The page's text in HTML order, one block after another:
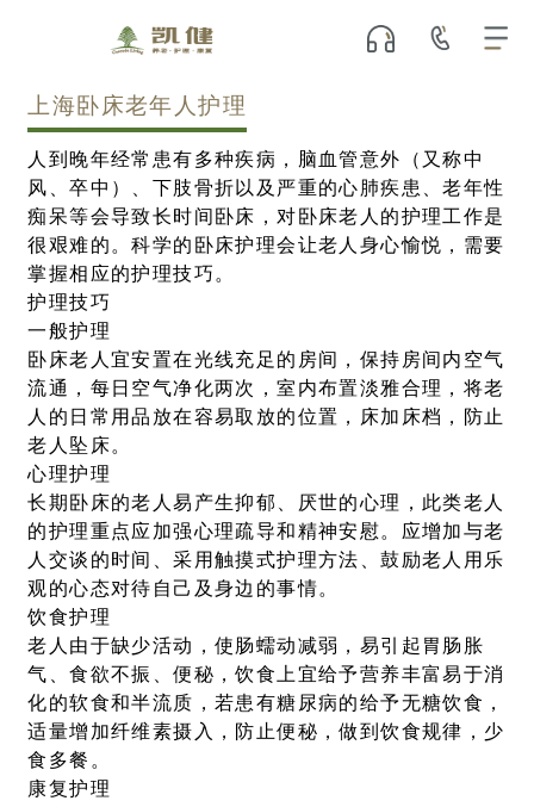
上海卧床老年人护理
人到晚年经常患有多种疾病，脑血管意外（又称中
风、卒中）、下肢骨折以及严重的心肺疾患、老年性
痴呆等会导致长时间卧床，对卧床老人的护理工作是
很艰难的。科学的卧床护理会让老人身心愉悦，需要
掌握相应的护理技巧。
护理技巧
一般护理
卧床老人宜安置在光线充足的房间，保持房间内空气
流通，每日空气净化两次，室内布置淡雅合理，将老
人的日常用品放在容易取放的位置，床加床档，防止
老人坠床。
心理护理
长期卧床的老人易产生抑郁、厌世的心理，此类老人
的护理重点应加强心理疏导和精神安慰。应增加与老
人交谈的时间、采用触摸式护理方法、鼓励老人用乐
观的心态对待自己及身边的事情。
饮食护理
老人由于缺少活动，使肠蠕动减弱，易引起胃肠胀
气、食欲不振、便秘，饮食上宜给予营养丰富易于消
化的软食和半流质，若患有糖尿病的给予无糖饮食，
适量增加纤维素摄入，防止便秘，做到饮食规律，少
食多餐。
康复护理